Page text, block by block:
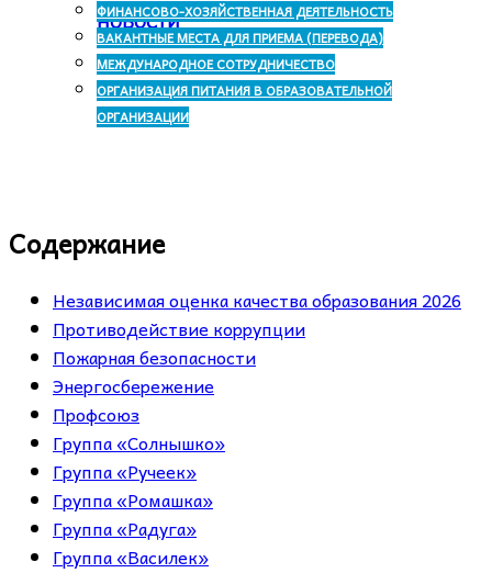
ФИНАНСОВО-ХОЗЯЙСТВЕННАЯ ДЕЯТЕЛЬНОСТЬ
ВАКАНТНЫЕ МЕСТА ДЛЯ ПРИЕМА (ПЕРЕВОДА)
МЕЖДУНАРОДНОЕ СОТРУДНИЧЕСТВО
ОРГАНИЗАЦИЯ ПИТАНИЯ В ОБРАЗОВАТЕЛЬНОЙ
ОРГАНИЗАЦИИ
НОВОСТИ
Содержание
Независимая оценка качества образования 2026
Противодействие коррупции
Пожарная безопасности
Энергосбережение
Профсоюз
Группа «Солнышко»
Группа «Ручеек»
Группа «Ромашка»
Группа «Радуга»
Группа «Василек»